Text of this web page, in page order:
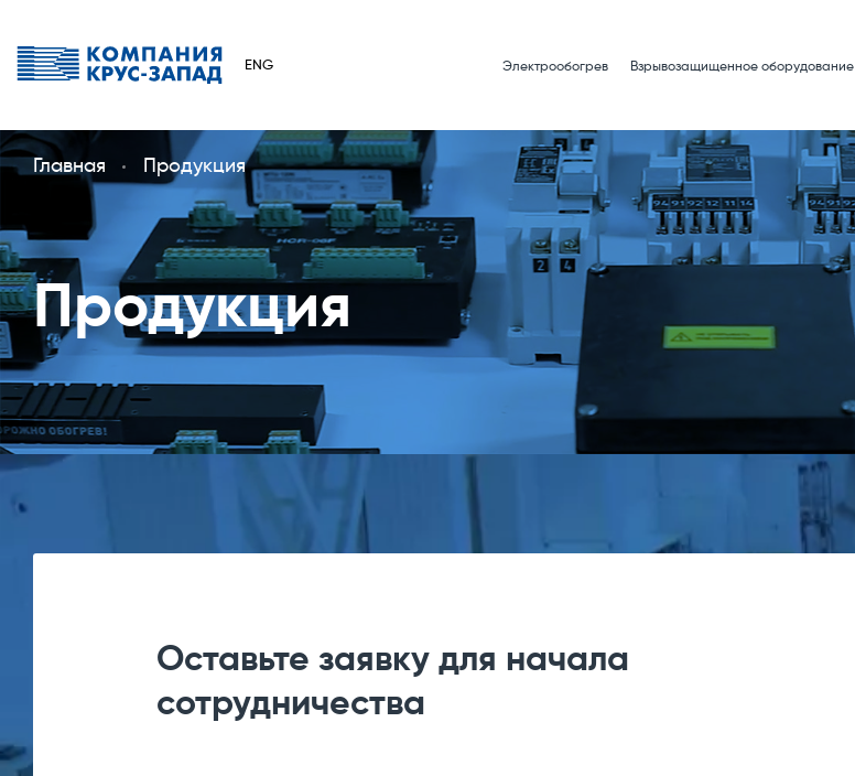
ENG Электрообогрев Взрывозащищенное оборудование
Главная Продукция
Продукция
Оставьте заявку для начала
сотрудничества